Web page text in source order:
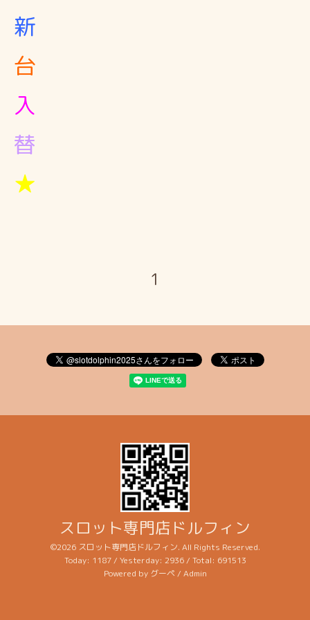
新
台
入
替
★
1
スロット専門店ドルフィン
©2026 スロット専門店ドルフィン. All Rights Reserved.
Today: 1187/ Yesterday: 2936/ Total: 691513
Powered by グーペ / Admin